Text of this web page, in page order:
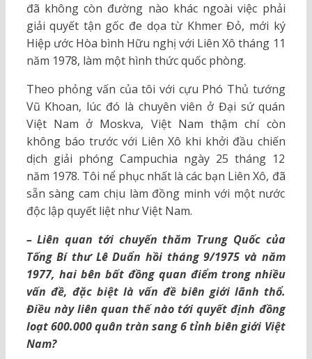
đã không còn đường nào khác ngoài việc phải
giải quyết tận gốc đe dọa từ Khmer Đỏ, mới ký
Hiệp ước Hòa bình Hữu nghị với Liên Xô tháng 11
năm 1978, làm một hình thức quốc phòng.
Theo phỏng vấn của tôi với cựu Phó Thủ tướng
Vũ Khoan, lúc đó là chuyên viên ở Đại sứ quán
Việt Nam ở Moskva, Việt Nam thậm chí còn
không báo trước với Liên Xô khi khởi đầu chiến
dịch giải phóng Campuchia ngày 25 tháng 12
năm 1978. Tôi nể phục nhất là các bạn Liên Xô, đã
sẵn sàng cam chịu làm đồng minh với một nước
độc lập quyết liệt như Việt Nam.
– Liên quan tới chuyến thăm Trung Quốc của
Tống Bí thư Lê Duẩn hồi tháng 9/1975 và năm
1977, hai bên bất đồng quan điểm trong nhiều
vấn đề, đặc biệt là vấn đề biên giới lãnh thổ.
Điều này liên quan thế nào tới quyết định đồng
loạt 600.000 quân tràn sang 6 tỉnh biên giới Việt
Nam?